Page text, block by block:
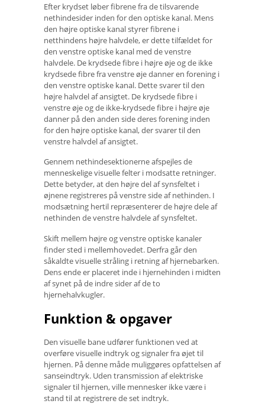
Efter krydset løber fibrene fra de tilsvarende
nethindesider inden for den optiske kanal. Mens
den højre optiske kanal styrer fibrene i
netthindens højre halvdele, er dette tilfældet for
den venstre optiske kanal med de venstre
halvdele. De krydsede fibre i højre øje og de ikke
krydsede fibre fra venstre øje danner en forening i
den venstre optiske kanal. Dette svarer til den
højre halvdel af ansigtet. De krydsede fibre i
venstre øje og de ikke-krydsede fibre i højre øje
danner på den anden side deres forening inden
for den højre optiske kanal, der svarer til den
venstre halvdel af ansigtet.
Gennem nethindesektionerne afspejles de
menneskelige visuelle felter i modsatte retninger.
Dette betyder, at den højre del af synsfeltet i
øjnene registreres på venstre side af nethinden. I
modsætning hertil repræsenterer de højre dele af
nethinden de venstre halvdele af synsfeltet.
Skift mellem højre og venstre optiske kanaler
finder sted i mellemhovedet. Derfra går den
såkaldte visuelle stråling i retning af hjernebarken.
Dens ende er placeret inde i hjernehinden i midten
af ​​synet på de indre sider af de to
hjernehalvkugler.
Funktion & opgaver
Den visuelle bane udfører funktionen ved at
overføre visuelle indtryk og signaler fra øjet til
hjernen. På denne måde muliggøres opfattelsen af
​​sanseindtryk. Uden transmission af elektriske
signaler til hjernen, ville mennesker ikke være i
stand til at registrere de set indtryk.